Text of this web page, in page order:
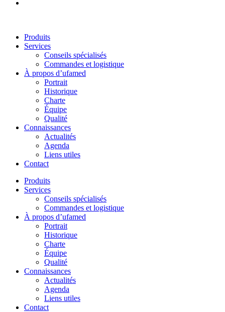
Produits
Services
Conseils spécialisés
Commandes et logistique
À propos d’ufamed
Portrait
Historique
Charte
Équipe
Qualité
Connaissances
Actualités
Agenda
Liens utiles
Contact
Produits
Services
Conseils spécialisés
Commandes et logistique
À propos d’ufamed
Portrait
Historique
Charte
Équipe
Qualité
Connaissances
Actualités
Agenda
Liens utiles
Contact